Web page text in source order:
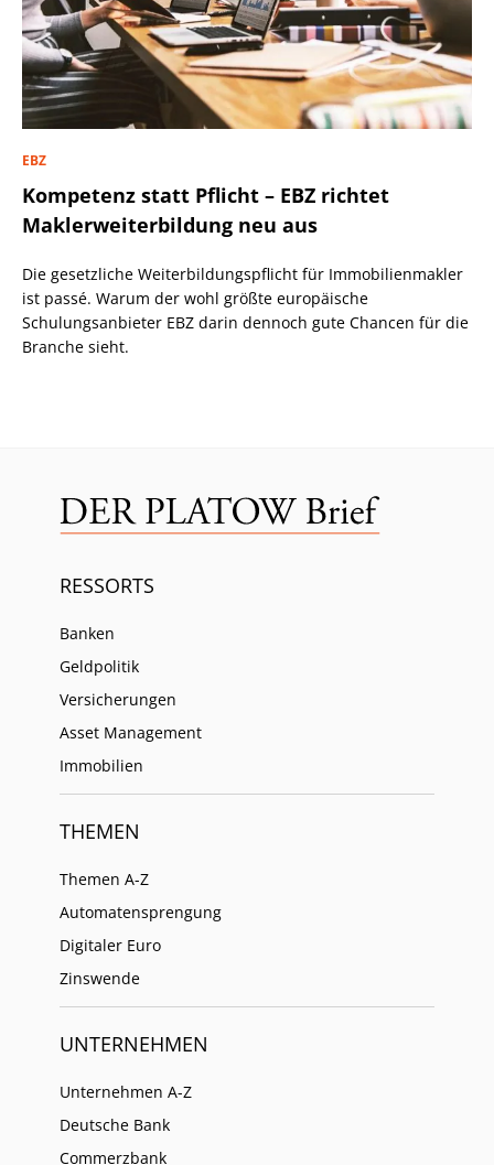
EBZ
Kompetenz statt Pflicht – EBZ richtet
Maklerweiterbildung neu aus
Die gesetzliche Weiterbildungspflicht für Immobilienmakler
ist passé. Warum der wohl größte europäische
Schulungsanbieter EBZ darin dennoch gute Chancen für die
Branche sieht.
RESSORTS
Banken
Geldpolitik
Versicherungen
Asset Management
Immobilien
THEMEN
Themen A-Z
Automatensprengung
Digitaler Euro
Zinswende
UNTERNEHMEN
Unternehmen A-Z
Deutsche Bank
Commerzbank